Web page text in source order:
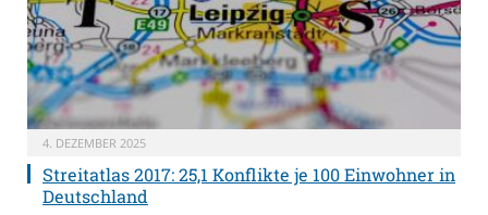
4. DEZEMBER 2025
Streitatlas 2017: 25,1 Konflikte je 100 Einwohner in
Deutschland